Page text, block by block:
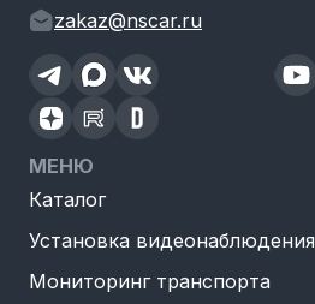
zakaz@nscar.ru
МЕНЮ
Каталог
Установка видеонаблюдения
Мониторинг транспорта